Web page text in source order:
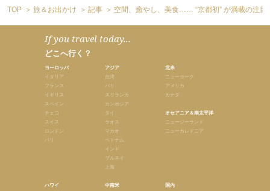
TOP 旅＆お出かけ 記事 空間、癒やし、美食…… “京都初” が満載の注目
If you travel today...
どこへ行く？
ヨーロッパ
イタリア
フランス
イギリス
スペイン
チェコ
スイス
ロンドン
パリ
ハワイ
アジア
台湾
バリ
スリランカ
カンボジア
タイ
ラオス
マカオ
ベトナム
インド
ブルネイ
上海
中南米
北米
ニューヨーク
アメリカ
カナダ
オセアニア＆南太平洋
ニュージーランド
ニューカレドニア
国内